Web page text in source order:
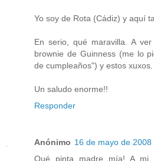
Yo soy de Rota (Cádiz) y aquí
En serio, qué maravilla. A
brownie de Guinness (me lo
de cumpleaños") y estos xuxos.
Un saludo enorme!!
Responder
Anónimo 16 de mayo de 2008
Qué pinta madre mía! A mi